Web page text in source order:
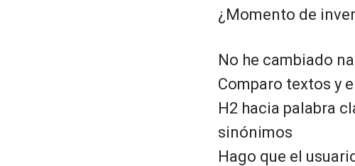
¿Momento de
No he cambiado
Comparo textos y
H2 hacia palabra
sinónimos
Hago que el